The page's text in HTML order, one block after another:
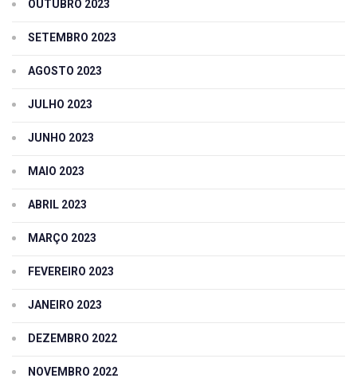
OUTUBRO 2023
SETEMBRO 2023
AGOSTO 2023
JULHO 2023
JUNHO 2023
MAIO 2023
ABRIL 2023
MARÇO 2023
FEVEREIRO 2023
JANEIRO 2023
DEZEMBRO 2022
NOVEMBRO 2022